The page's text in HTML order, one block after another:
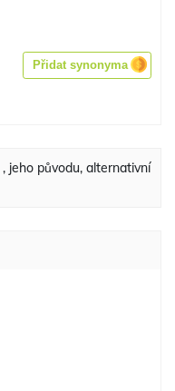
Přidat synonyma
, jeho původu, alternativní